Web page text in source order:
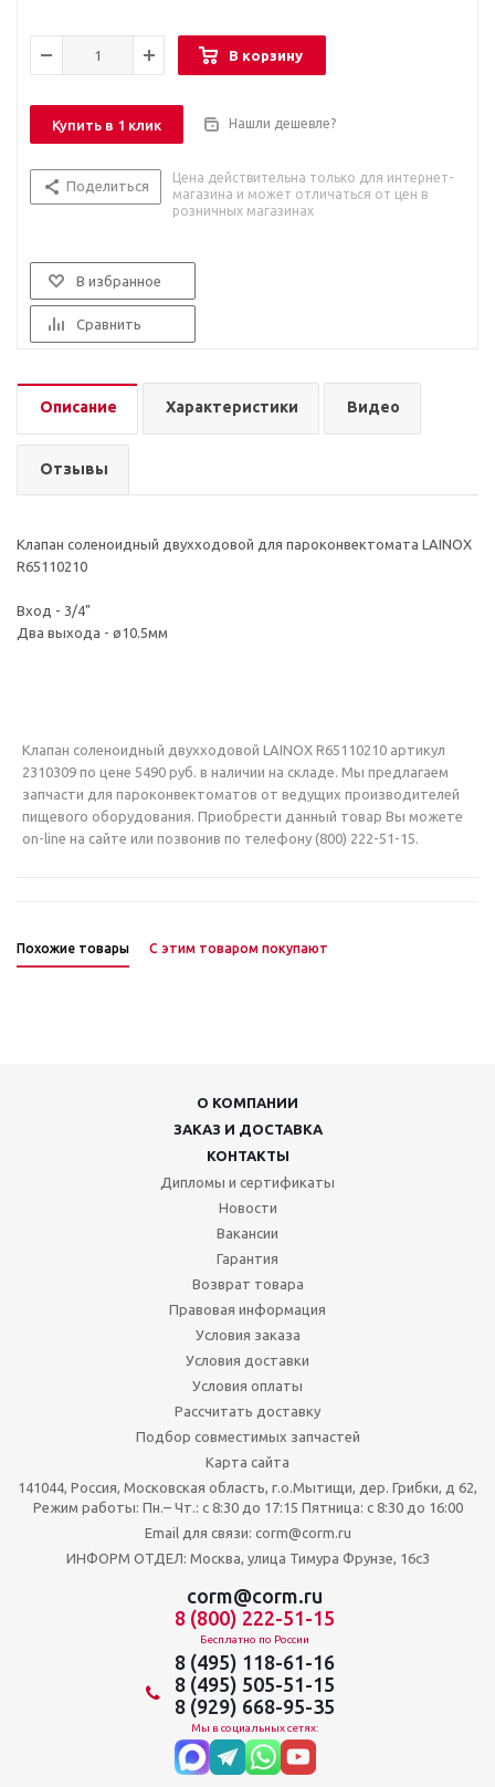
В корзину
Купить в 1 клик Нашли дешевле?
Поделиться
Цена действительна только для интернет-
магазина и может отличаться от цен в
розничных магазинах
В избранное
Сравнить
Описание Характеристики Видео
Отзывы
Клапан соленоидный двухходовой для пароконвектомата LAINOX
R65110210
Вход - 3/4"
Два выхода - ø10.5мм
Клапан соленоидный двухходовой LAINOX R65110210 артикул
2310309 по цене 5490 руб. в наличии на складе. Мы предлагаем
запчасти для пароконвектоматов от ведущих производителей
пищевого оборудования. Приобрести данный товар Вы можете
on-line на сайте или позвонив по телефону (800) 222-51-15.
Похожие товары С этим товаром покупают
О КОМПАНИИ
ЗАКАЗ И ДОСТАВКА
КОНТАКТЫ
Дипломы и сертификаты
Новости
Вакансии
Гарантия
Возврат товара
Правовая информация
Условия заказа
Условия доставки
Условия оплаты
Рассчитать доставку
Подбор совместимых запчастей
Карта сайта
141044, Россия, Московская область, г.о.Мытищи, дер. Грибки, д 62,
Режим работы: Пн.– Чт.: с 8:30 до 17:15 Пятница: c 8:30 до 16:00
Email для связи: corm@corm.ru
ИНФОРМ ОТДЕЛ: Москва, улица Тимура Фрунзе, 16с3
corm@corm.ru
8 (800) 222-51-15
Бесплатно по России
8 (495) 118-61-16
8 (495) 505-51-15
8 (929) 668-95-35
Мы в социальных сетях: